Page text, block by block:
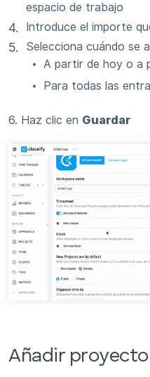
espacio de trabajo
Introduce el importe
Selecciona cuándo se
A partir de hoy o a
Para todas las
6. Haz clic en Guardar
Añadir